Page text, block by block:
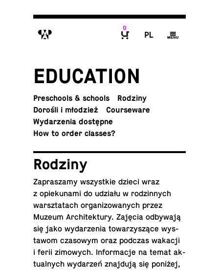
M
0
P g
ED­U­CA­TION
Preschools & schools
Rodziny
Dorośli i młodzież
Course­ware
Wydarzenia dostępne
How to order classes?
Rodziny
Za­praszamy wszys­tkie dzieci wraz
z opieku­nami do udziału w rodzin­nych
warsz­tat­ach or­ga­ni­zowanych przez
Muzeum Ar­chitek­tury. Zajęcia odbywają
się jako wydarzenia to­warzyszące wys­
ta­wom cza­sowym oraz podczas wakacji
i ferii zi­mowych. In­for­ma­cje na temat ak­
tu­al­nych wydarzeń znajdują się poniżej,